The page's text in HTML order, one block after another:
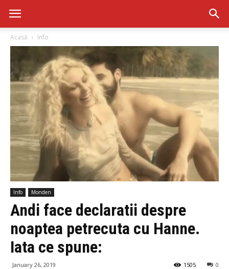
Acasă Info
Info Monden
Andi face declaratii despre
noaptea petrecuta cu Hanne.
Iata ce spune:
January 26, 2019 0
1505